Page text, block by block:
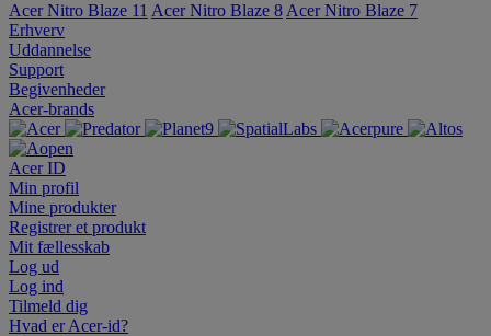
Acer Nitro Blaze 11 Acer Nitro Blaze 8 Acer Nitro Blaze 7
Erhverv
Uddannelse
Support
Begivenheder
Acer-brands
Acer ID
Min profil
Mine produkter
Registrer et produkt
Mit fællesskab
Log ud
Log ind
Tilmeld dig
Hvad er Acer-id?